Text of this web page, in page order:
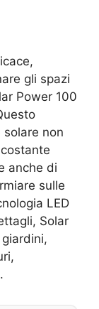
gli spazi
Power 100
non
anche di
sulle
LED
Solar